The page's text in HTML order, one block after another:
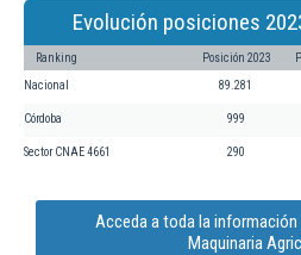
Evolución posiciones
Ranking Posición 2023
Nacional 89.281
Córdoba 999
Sector CNAE 4661 290
Acceda a toda la información
Maquinaria